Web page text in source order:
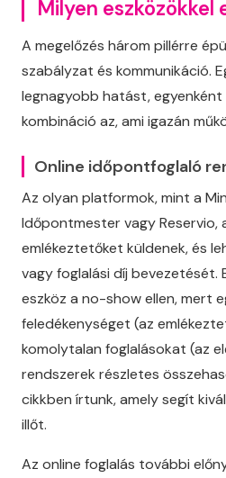
Milyen eszközökkel
A megelőzés három pillérre
szabályzat és kommunikáció.
legnagyobb hatást, egyenként
kombináció az, ami igazán
Online időpontfoglaló
Az olyan platformok, mint a
Időpontmester vagy Reservio,
emlékeztetőket küldenek, és
vagy foglalási díj bevezetését.
eszköz a no-show ellen, mert
feledékenységet (az
komolytalan foglalásokat (az
rendszerek részletes
cikkben írtunk, amely segít
illőt.
Az online foglalás további